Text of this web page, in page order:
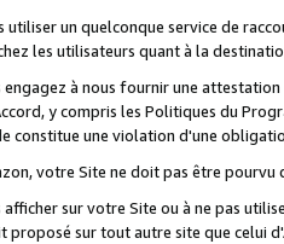
utiliser un quelconque service de
les utilisateurs quant à la
engagez à nous fournir une
y compris les Politiques du
constitue une violation d'une
votre Site ne doit pas être
afficher sur votre Site ou à ne pas
sur tout autre site que celui